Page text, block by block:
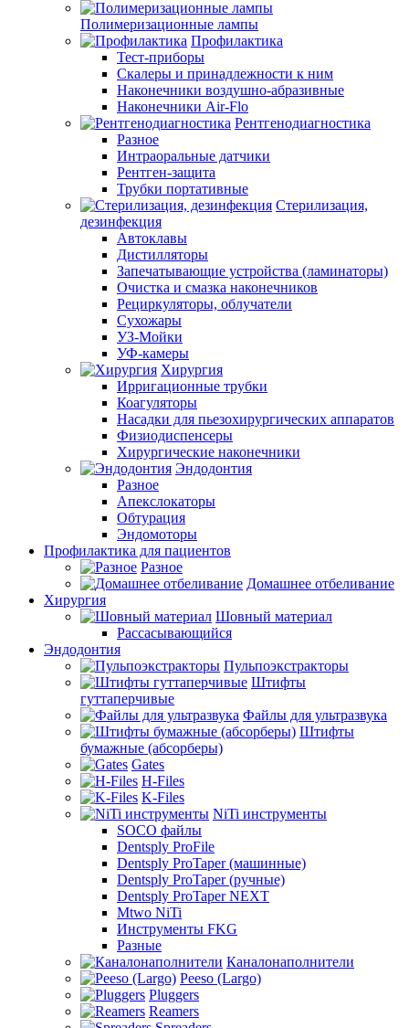
Полимеризационные лампы
Профилактика
Тест-приборы
Скалеры и принадлежности к ним
Наконечники воздушно-абразивные
Наконечники Air-Flo
Рентгенодиагностика
Разное
Интраоральные датчики
Рентген-защита
Трубки портативные
Стерилизация,
дезинфекция
Автоклавы
Дистилляторы
Запечатывающие устройства (ламинаторы)
Очистка и смазка наконечников
Рециркуляторы, облучатели
Сухожары
УЗ-Мойки
УФ-камеры
Хирургия
Ирригационные трубки
Коагуляторы
Насадки для пьезохирургических аппаратов
Физиодиспенсеры
Хирургические наконечники
Эндодонтия
Разное
Апекслокаторы
Обтурация
Эндомоторы
Профилактика для пациентов
Разное
Домашнее отбеливание
Хирургия
Шовный материал
Рассасывающийся
Эндодонтия
Пульпоэкстракторы
Штифты
гуттаперчивые
Файлы для ультразвука
Штифты
бумажные (абсорберы)
Gates
H-Files
K-Files
NiTi инструменты
SOCO файлы
Dentsply ProFile
Dentsply ProTaper (машинные)
Dentsply ProTaper (ручные)
Dentsply ProTaper NEXT
Mtwo NiTi
Инструменты FKG
Разные
Каналонаполнители
Peeso (Largo)
Pluggers
Reamers